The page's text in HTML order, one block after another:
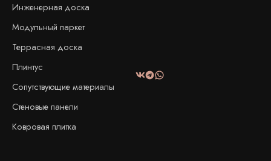
Инженерная доска
Модульный паркет
Террасная доска
Плинтус
Сопутствующие материалы
Стеновые панели
Ковровая плитка